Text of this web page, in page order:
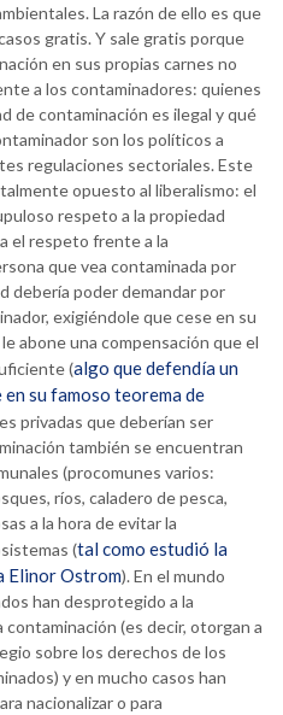
La razón de ello es que
gratis. Y sale gratis porque
en sus propias carnes no
a los contaminadores: quienes
de contaminación es ilegal y qué
son los políticos a
regulaciones sectoriales. Este
opuesto al liberalismo: el
respeto a la propiedad
el respeto frente a la
que vea contaminada por
debería poder demandar por
exigiéndole que cese en su
abone una compensación que el
(algo que defendía un
su famoso teorema de
privadas que deberían ser
también se encuentran
(procomunes varios:
ríos, caladero de pesca,
a la hora de evitar la
(tal como estudió la
Elinor Ostrom). En el mundo
han desprotegido a la
(es decir, otorgan a
sobre los derechos de los
y en mucho casos han
nacionalizar o para